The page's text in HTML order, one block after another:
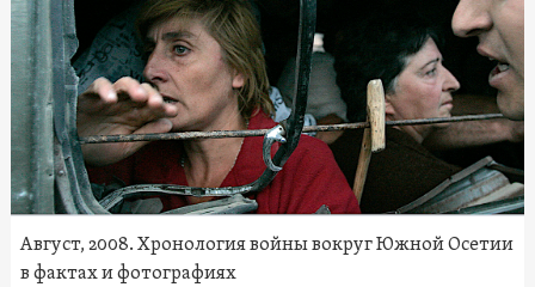
Август, 2008. Хронология войны вокруг Южной Осетии
в фактах и фотографиях